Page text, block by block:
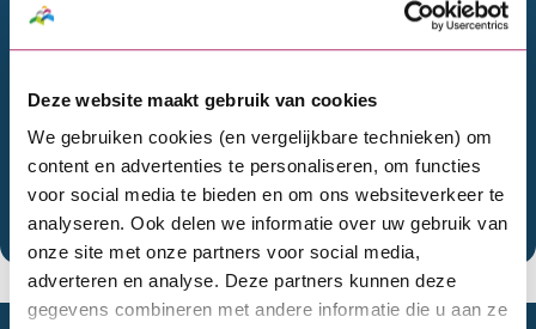
Deze website maakt gebruik van cookies
We gebruiken cookies (en vergelijkbare technieken) om
content en advertenties te personaliseren, om functies
voor social media te bieden en om ons websiteverkeer te
analyseren. Ook delen we informatie over uw gebruik van
onze site met onze partners voor social media,
adverteren en analyse. Deze partners kunnen deze
gegevens combineren met andere informatie die u aan ze
Woning verkocht en verhuizen
Overlijden
Uit elkaar